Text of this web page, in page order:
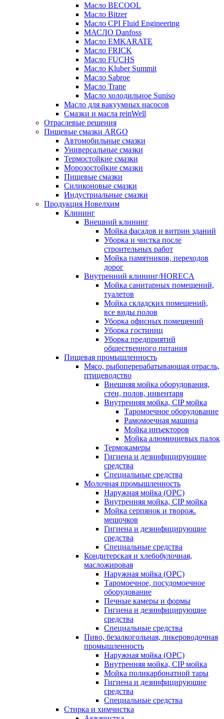
Масло BECOOL
Масло Bitzer
Масло CPI Fluid Engineering
МАСЛО Danfoss
Масло EMKARATE
Масло FRICK
Масло FUCHS
Масло Kluber Summit
Масло Sabroe
Масло Trane
Масло холодильное Suniso
Масло для вакуумных насосов
Смазки и масла reinWell
Отраслевые решения
Пищевые смазки ARGO
Автомобильные смазки
Универсальные смазки
Термостойкие смазки
Морозостойкие смазки
Пищевые смазки
Силиконовые смазки
Индустриальные смазки
Продукция Новелхим
Клининг
Внешний клининг
Мойка фасадов и витрин зданий
Уборка и чистка после
строительных работ
Мойка памятников, переходов
дорог
Внутренний клининг/HORECA
Мойка санитарных помещений,
туалетов
Мойка складских помещений,
все виды полов
Уборка офисных помещений
Уборка гостиниц
Уборка предприятий
общественного питания
Пищевая промышленность
Мясо, рыбоперерабатывающая отрасль,
птицеводство
Внешняя мойка оборудования,
стен, полов, инвентаря
Внутренняя мойка, CIP мойка
Таромоечное оборудование
Рамомоечная машина
Мойка инъекторов
Мойка алюминиевых палок
Термокамеры
Гигиена и дезинфицирующие
средства
Специальные средства
Молочная промышленность
Наружная мойка (ОРС)
Внутренняя мойка, CIP мойка
Мойка серпянок и творож.
мешочков
Гигиена и дезинфицирующие
средства
Специальные средства
Кондитерская и хлебобулочная,
масложировая
Наружная мойка (ОРС)
Таромоечное, посудомоечное
оборудование
Печные камеры и формы
Гигиена и дезинфицирующие
средства
Специальные средства
Пиво, безалкогольная, ликероводочная
промышленность
Наружная мойка (ОРС)
Внутренняя мойка, CIP мойка
Мойка поликарбонатной тары
Гигиена и дезинфицирующие
средства
Специальные средства
Стирка и химчистка